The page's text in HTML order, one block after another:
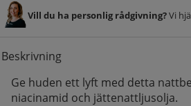
Vill du ha personlig rådgivning?Vi
Beskrivning
Ge huden ett lyft med detta
niacinamid och jättenattljusolja.